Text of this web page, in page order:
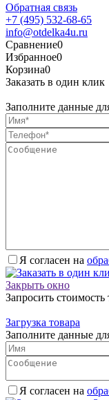
Обратная связь
+7 (495) 532-68-65
info@otdelka4u.ru
Сравнение0
Избранное0
Корзина0
Заказать в один клик
Заполните данные
Я согласен на
Закрыть окно
Запросить стоимость
Загрузка товара
Заполните данные
Я согласен на